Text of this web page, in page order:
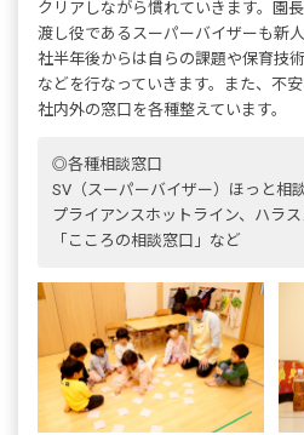
クリアしながら慣れていきます。園
渡し役であるスーパーバイザーも新
社半年後からは自らの課題や保育技
などを行なっていきます。また、不
社内外の窓口を各種整えています。
◎各種相談窓口
SV（スーパーバイザー）ほっと相
プライアンスホットライン、ハラ
「こころの相談窓口」など